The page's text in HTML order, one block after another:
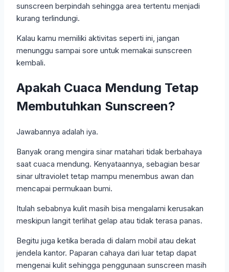
sunscreen berpindah sehingga area tertentu menjadi
kurang terlindungi.
Kalau kamu memiliki aktivitas seperti ini, jangan
menunggu sampai sore untuk memakai sunscreen
kembali.
Apakah Cuaca Mendung Tetap
Membutuhkan Sunscreen?
Jawabannya adalah iya.
Banyak orang mengira sinar matahari tidak berbahaya
saat cuaca mendung. Kenyataannya, sebagian besar
sinar ultraviolet tetap mampu menembus awan dan
mencapai permukaan bumi.
Itulah sebabnya kulit masih bisa mengalami kerusakan
meskipun langit terlihat gelap atau tidak terasa panas.
Begitu juga ketika berada di dalam mobil atau dekat
jendela kantor. Paparan cahaya dari luar tetap dapat
mengenai kulit sehingga penggunaan sunscreen masih